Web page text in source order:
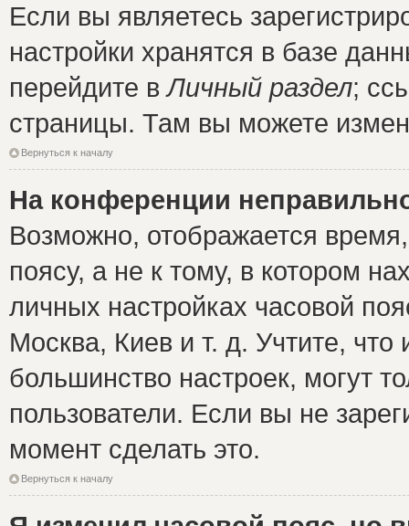
Если вы являетесь
настройки хранятся в базе
перейдите вЛичный раздел;
страницы. Там вы можете
Вернуться к началу
На конференции
Возможно, отображается
поясу, а не к тому, в котором
личных настройках часовой
Москва, Киев и т. д. Учтите, что
большинство настроек, могут
пользователи. Если вы не
момент сделать это.
Вернуться к началу